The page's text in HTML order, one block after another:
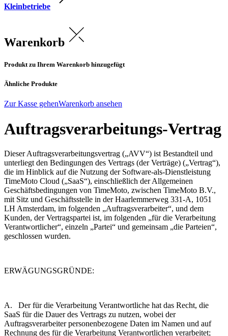
Kleinbetriebe
Warenkorb
Produkt zu Ihrem Warenkorb hinzugefügt
Ähnliche Produkte
Zur Kasse gehenWarenkorb ansehen
Auftragsverarbeitungs-Vertrag
Dieser Auftragsverarbeitungsvertrag („AVV“) ist Bestandteil und
unterliegt den Bedingungen des Vertrags (der Verträge) („Vertrag“),
die im Hinblick auf die Nutzung der Software-als-Dienstleistung
TimeMoto Cloud („SaaS“), einschließlich der Allgemeinen
Geschäftsbedingungen von TimeMoto, zwischen TimeMoto B.V.,
mit Sitz und Geschäftsstelle in derHaarlemmerweg 331-A, 1051
LH Amsterdam, im folgenden „Auftragsverarbeiter“, und dem
Kunden, der Vertragspartei ist, im folgenden „für die Verarbeitung
Verantwortlicher“, einzeln „Partei“ und gemeinsam „die Parteien“,
geschlossen wurden.
ERWÄGUNGSGRÜNDE:
A. Der für die Verarbeitung Verantwortliche hat das Recht, die
SaaS für die Dauer des Vertrags zu nutzen, wobei der
Auftragsverarbeiter personenbezogene Daten im Namen und auf
Rechnung des für die Verarbeitung Verantwortlichen verarbeitet;